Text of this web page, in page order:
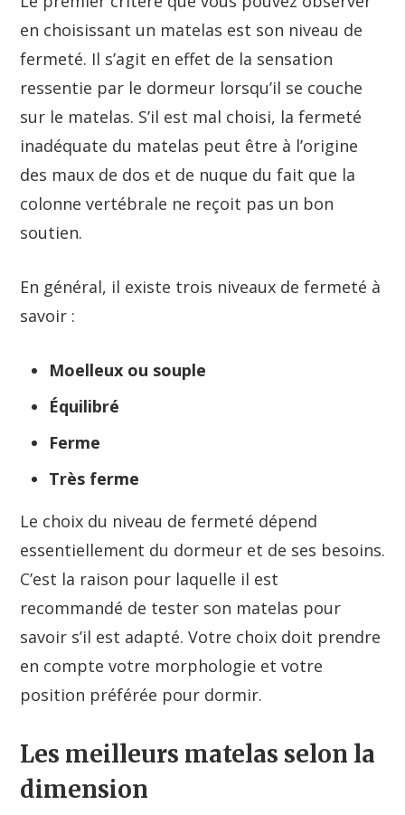
en choisissant un matelas est son niveau de
fermeté. Il s’agit en effet de la sensation
ressentie par le dormeur lorsqu’il se couche
sur le matelas. S’il est mal choisi, la fermeté
inadéquate du matelas peut être à l’origine
des maux de dos et de nuque du fait que la
colonne vertébrale ne reçoit pas un bon
soutien.
En général, il existe trois niveaux de fermeté à
savoir :
Moelleux ou souple
Équilibré
Ferme
Très ferme
Le choix du niveau de fermeté dépend
essentiellement du dormeur et de ses besoins.
C’est la raison pour laquelle il est
recommandé de tester son matelas pour
savoir s’il est adapté. Votre choix doit prendre
en compte votre morphologie et votre
position préférée pour dormir.
Les meilleurs matelas selon la
dimension